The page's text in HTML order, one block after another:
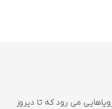
می رود که تا دیروز